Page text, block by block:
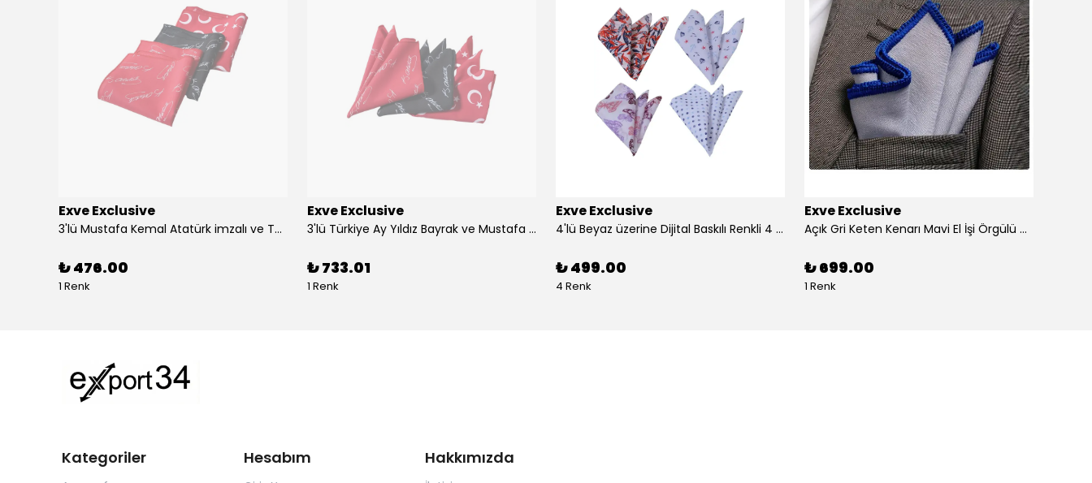
Exve Exclusive
3'lü Mustafa Kemal Atatürk imzalı ve Türkiye Ay Yıldız Bayraklı Kadın Fular Seti
₺ 476.00
1 Renk
Exve Exclusive
3'lü Türkiye Ay Yıldız Bayrak ve Mustafa Kemal Atatürk imzalı Kırmızı Siyah Yaka Mendili Seti
₺ 733.01
1 Renk
Exve Exclusive
4'lü Beyaz üzerine Dijital Baskılı Renkli 4 in 1 Cep Yaka Mendil Seti
₺ 499.00
4 Renk
Exve Exclusive
Açık Gri Keten Kenarı Mavi El İşi Örgülü Cep Aksesuarı Yaka Mendili
₺ 699.00
1 Renk
Kategoriler Hesabım Hakkımızda